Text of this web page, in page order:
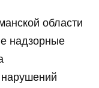
области
надзорные